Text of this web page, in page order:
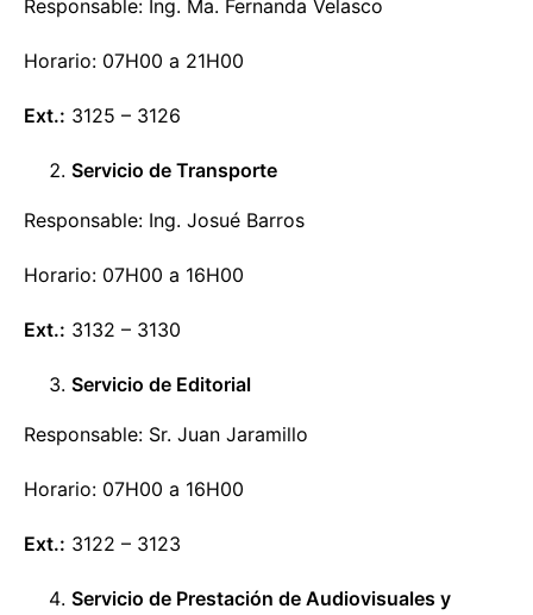
Responsable: Ing. Ma. Fernanda Velasco
Horario: 07H00 a 21H00
Ext.: 3125 – 3126
Servicio de Transporte
Responsable: Ing. Josué Barros
Horario: 07H00 a 16H00
Ext.: 3132 – 3130
Servicio de Editorial
Responsable: Sr. Juan Jaramillo
Horario: 07H00 a 16H00
Ext.: 3122 – 3123
Servicio de Prestación de Audiovisuales y